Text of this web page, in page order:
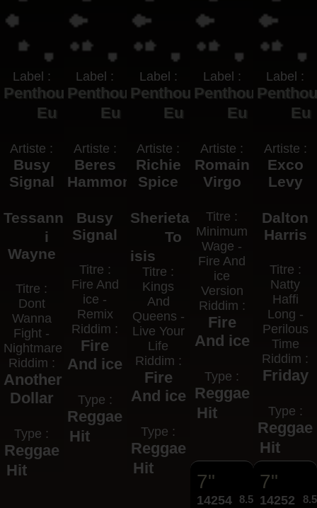
Label :
Penthouse
Eu
Artiste :
Busy
Signal
Tessanne
i
Wayne
Titre :
Dont
Wanna
Fight -
Nightmare
Riddim :
Another
Dollar
Type :
Reggae
Hit
Label :
Penthouse
Eu
Artiste :
Beres
Hammond
Busy
Signal
Titre :
Fire And
ice -
Remix
Riddim :
Fire
And ice
Type :
Reggae
Hit
Label :
Penthouse
Eu
Artiste :
Richie
Spice
Sherieta
To
isis
Titre :
Kings
And
Queens -
Live Your
Life
Riddim :
Fire
And ice
Type :
Reggae
Hit
Label :
Penthouse
Eu
Artiste :
Romain
Virgo
Titre :
Minimum
Wage -
Fire And
ice
Version
Riddim :
Fire
And ice
Type :
Reggae
Hit
Label :
Eu
Artiste :
Exco
Levy
Dalton
Harris
Titre :
Natty
Haffi
Long -
Perilous
Time
Riddim :
Friday
Type :
Reggae
Hit
7"
14254 8.50€
7"
14252